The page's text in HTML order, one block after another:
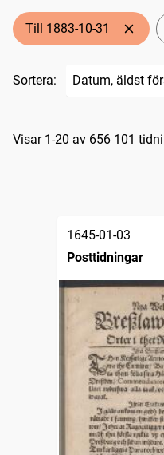
Till 1883-10-31
Sortera:
Visar 1-20 av 656 101
1645-01-03
Posttidningar